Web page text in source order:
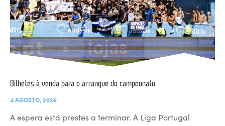
Bilhetes à venda para o arranque do campeonato
4 AGOSTO, 2026
A espera está prestes a terminar. A Liga Portugal